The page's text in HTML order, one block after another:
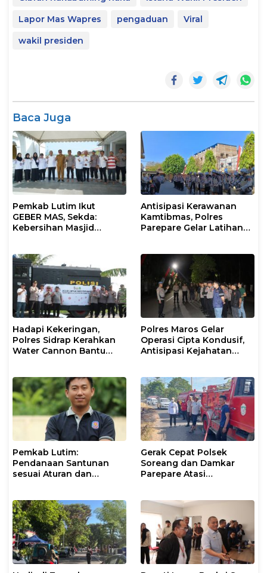
Lapor Mas Wapres
pengaduan
Viral
wakil presiden
Baca Juga
Pemkab Lutim Ikut
GEBER MAS, Sekda:
Kebersihan Masjid
Antisipasi Kerawanan
Kamtibmas, Polres
Parepare Gelar Latihan
Hadapi Kekeringan,
Polres Sidrap Kerahkan
Water Cannon Bantu
Polres Maros Gelar
Operasi Cipta Kondusif,
Antisipasi Kejahatan
Pemkab Lutim:
Pendanaan Santunan
sesuai Aturan dan
Gerak Cepat Polsek
Soreang dan Damkar
Parepare Atasi